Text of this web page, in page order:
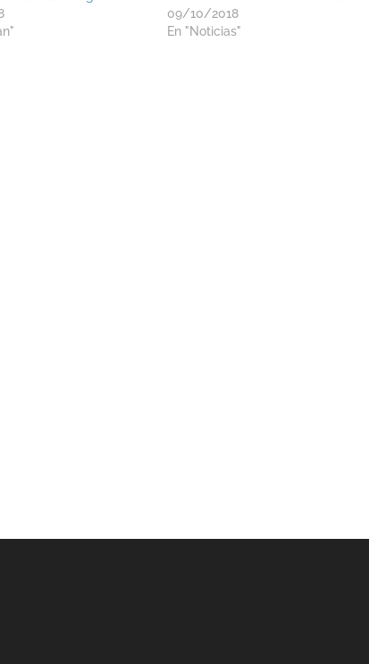
09/10/2018
En "Noticias"